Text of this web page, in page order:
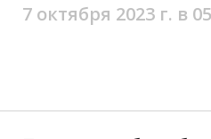
7 октября 2023 г. в